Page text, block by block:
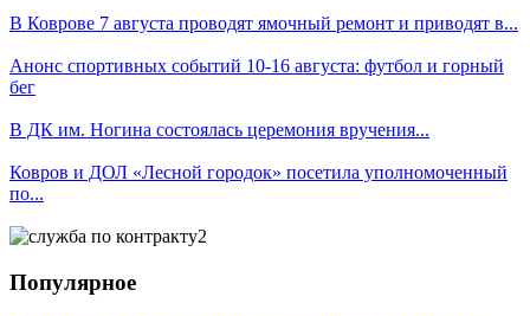
В Коврове 7 августа проводят ямочный ремонт и приводят в...
Анонс спортивных событий 10-16 августа: футбол и горный
бег
В ДК им. Ногина состоялась церемония вручения...
Ковров и ДОЛ «Лесной городок» посетила уполномоченный
по...
Популярное